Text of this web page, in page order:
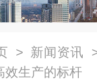
> 新闻资讯
效生产的标杆